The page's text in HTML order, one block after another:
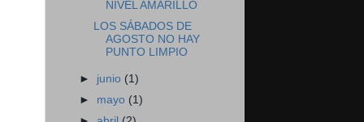
NIVEL AMARILLO
LOS SÁBADOS DE
AGOSTO NO HAY
PUNTO LIMPIO
► junio (1)
► mayo (1)